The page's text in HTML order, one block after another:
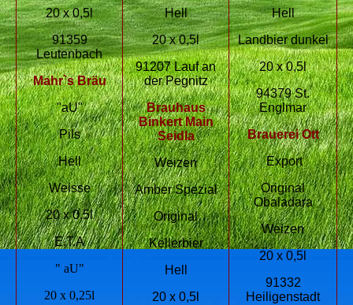
20 x 0,5l
91359
Leutenbach
Mahr`s Bräu
"aU"
Pils
Hell
Weisse
20 x 0,5l
E.T.A
" aU"
20 x 0,25l
Hell
20 x 0,5l
91207 Lauf an
der Pegnitz
Brauhaus
Binkert Main
Seidla
Weizen
Amber Spezial
Original
Kellerbier
Hell
20 x 0,5l
Hell
Landbier dunkel
20 x 0,5l
94379 St.
Englmar
Brauerei Ott
Export
Original
Obaladara
Weizen
20 x 0,5l
91332
Heiligenstadt